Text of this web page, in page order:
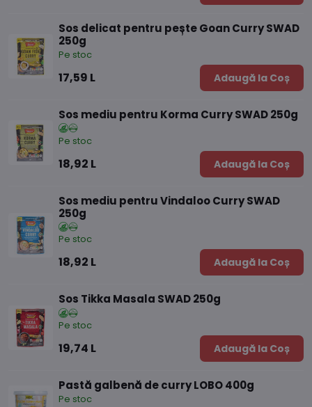
Sos delicat pentru pește Goan Curry SWAD
250g
Pe stoc
17,59 L Adaugă la Coș
Sos mediu pentru Korma Curry SWAD 250g
Pe stoc
18,92 L Adaugă la Coș
Sos mediu pentru Vindaloo Curry SWAD
250g
Pe stoc
18,92 L Adaugă la Coș
Sos Tikka Masala SWAD 250g
Pe stoc
19,74 L Adaugă la Coș
Pastă galbenă de curry LOBO 400g
Pe stoc